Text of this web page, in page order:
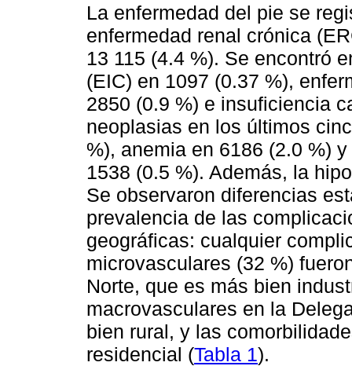
La enfermedad del pie se
enfermedad renal crónica
13 115 (4.4 %). Se encontró
(EIC) en 1097 (0.37 %),
2850 (0.9 %) e insuficiencia
neoplasias en los últimos
%), anemia en 6186 (2.0 %)
1538 (0.5 %). Además, la
Se observaron diferencias
prevalencia de las
geográficas: cualquier
microvasculares (32 %)
Norte, que es más bien
macrovasculares en la
bien rural, y las
residencial (Tabla 1).